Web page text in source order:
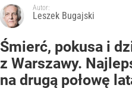
Autor:
Leszek Bugajski
Śmierć, pokusa i
z Warszawy.
na drugą połowę